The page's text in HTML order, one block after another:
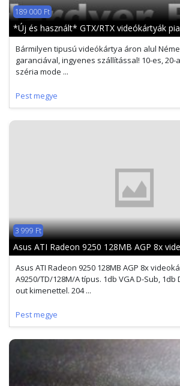
189 000 Ft
*Új és használt* GTX/RTX videókártyák
Bármilyen tipusú videókártya áron alul
garanciával, ingyenes szállítással! 10-es, 20-
széria mode ...
Pest megye
3 999 Ft
Asus ATI Radeon 9250 128MB AGP 8x
Asus ATI Radeon 9250 128MB AGP 8x
A9250/TD/128M/A típus. 1db VGA D-Sub, 1db
out kimenettel. 204 ...
Pest megye